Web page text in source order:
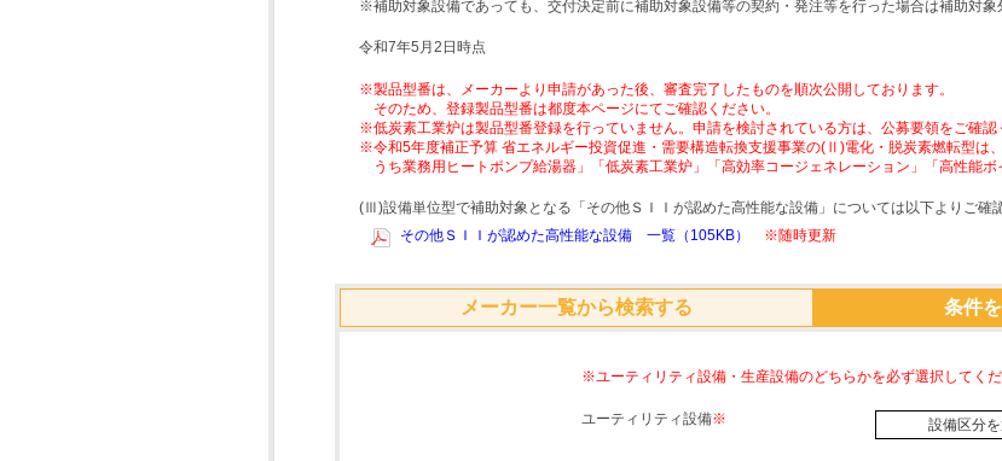
※補助対象設備であっても、交付決定前に補助対象設備等の契約・発注等を行った場合は補助対象
令和7年5月2日時点
※製品型番は、メーカーより申請があった後、審査完了したものを順次公開しております。
そのため、登録製品型番は都度本ページにてご確認ください。
※低炭素工業炉は製品型番登録を行っていません。申請を検討されている方は、公募要領をご確認
※令和5年度補正予算 省エネルギー投資促進・需要構造転換支援事業の(Ⅱ)電化・脱炭素燃転型は
うち業務用ヒートポンプ給湯器」「低炭素工業炉」「高効率コージェネレーション」「高性能ボ
(Ⅲ)設備単位型で補助対象となる「その他ＳＩＩが認めた高性能な設備」については以下よりご確
その他ＳＩＩが認めた高性能な設備 一覧（105KB）
※随時更新
メーカー一覧から検索する 条件
※ユーティリティ設備・生産設備のどちらかを必ず選択してくだ
ユーティリティ設備※ 設備区分